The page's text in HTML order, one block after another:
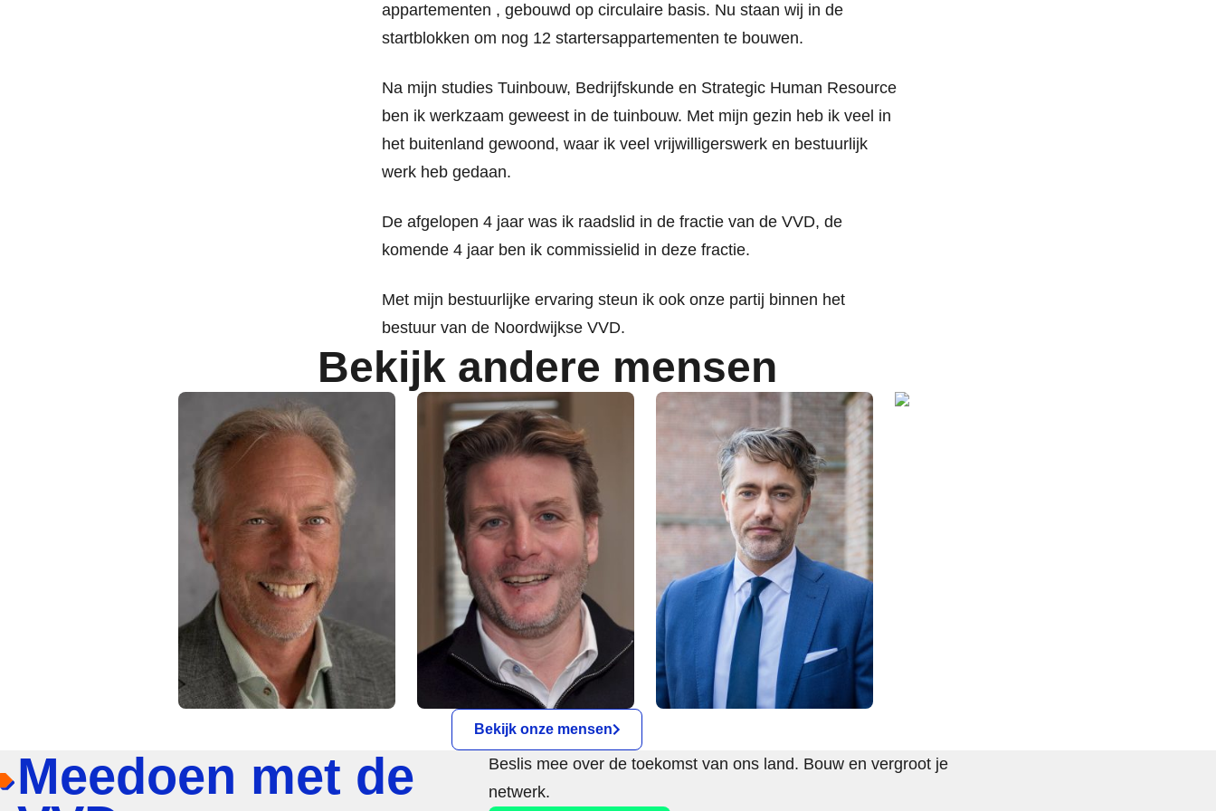
appartementen , gebouwd op circulaire basis. Nu staan wij in de
startblokken om nog 12 startersappartementen te bouwen.
Na mijn studies Tuinbouw, Bedrijfskunde en Strategic Human Resource
ben ik werkzaam geweest in de tuinbouw. Met mijn gezin heb ik veel in
het buitenland gewoond, waar ik veel vrijwilligerswerk en bestuurlijk
werk heb gedaan.
De afgelopen 4 jaar was ik raadslid in de fractie van de VVD, de
komende 4 jaar ben ik commissielid in deze fractie.
Met mijn bestuurlijke ervaring steun ik ook onze partij binnen het
bestuur van de Noordwijkse VVD.
Bekijk andere mensen
Bekijk onze mensen
Meedoen met de
Beslis mee over de toekomst van ons land. Bouw en vergroot je
netwerk.